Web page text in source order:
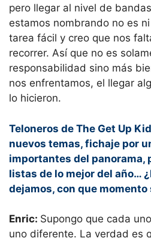
pero llegar al nivel de
estamos nombrando no es
tarea fácil y creo que nos
recorrer. Así que no es
responsabilidad sino más
nos enfrentamos, el llegar
lo hicieron.
Teloneros de The Get Up
nuevos temas, fichaje por
importantes del panorama,
listas de lo mejor del año…
dejamos, con que
Enric: Supongo que cada
uno diferente. La verdad es